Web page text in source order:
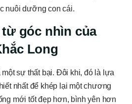
nuôi dưỡng con cái.
góc nhìn của
Long
một sự thất bại. Đôi khi, đó là lựa
nhất để khép lại một chương
mới tốt đẹp hơn, bình yên hơn